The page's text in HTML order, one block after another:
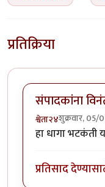
प्रतिक्रिया
संपादकांना
श्वेता२४शुक्रवार, 05/
हा धागा भटकंती
प्रतिसाद